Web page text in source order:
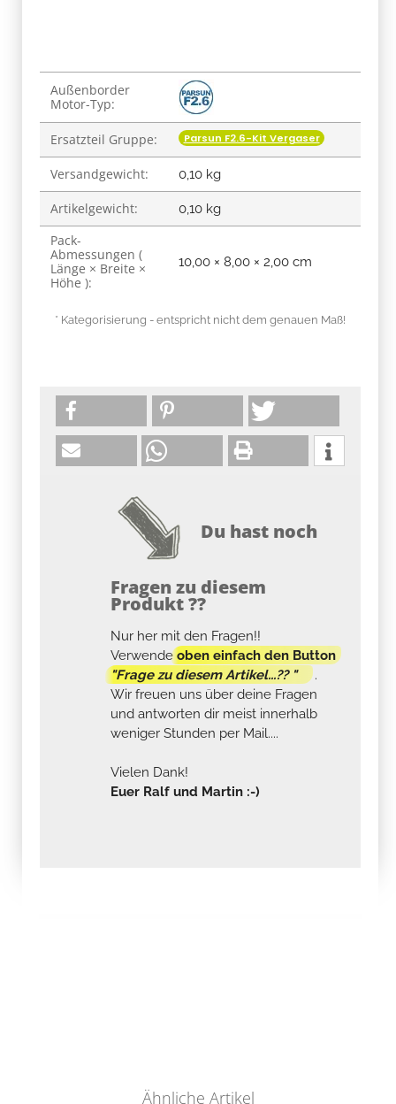
Produkteigenschaft
Wert
Außenborder
Motor-Typ:
Ersatzteil Gruppe: Parsun F2.6-Kit Vergaser
Versandgewicht: 0,10 kg
Artikelgewicht: 0,10 kg
Pack-
Abmessungen (
Länge × Breite ×
Höhe ):
10,00 × 8,00 × 2,00 cm
* Kategorisierung - entspricht nicht dem genauen Maß!
Du hast noch
Fragen zu diesem
Produkt ??
Nur her mit den Fragen!!
Verwendeoben einfach den Button
"Frage zu diesem Artikel...?? "
.
Wir freuen uns über deine Fragen
und antworten dir meist innerhalb
weniger Stunden per Mail....
Vielen Dank!
Euer Ralf und Martin :-)
Ähnliche Artikel